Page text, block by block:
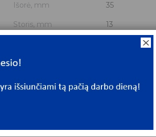
Išorė, mm 35
Storis, mm 13
Mato vnt.
Yra sandėlyje Taip